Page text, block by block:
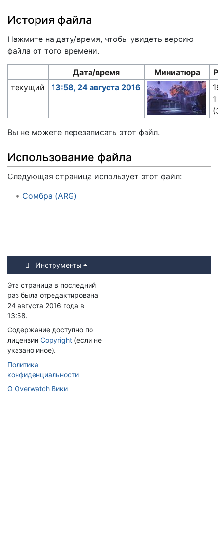
История файла
Нажмите на дату/время, чтобы увидеть версию
файла от того времени.
Дата/время Миниатюра
текущий
13:58, 24 августа 2016
Вы не можете перезаписать этот файл.
Использование файла
Следующая страница использует этот файл:
Сомбра (ARG)
Инструменты
Эта страница в последний
раз была отредактирована
24 августа 2016 года в
13:58.
Содержание доступно по
лицензии Copyright (если не
указано иное).
Политика
конфиденциальности
О Overwatch Вики